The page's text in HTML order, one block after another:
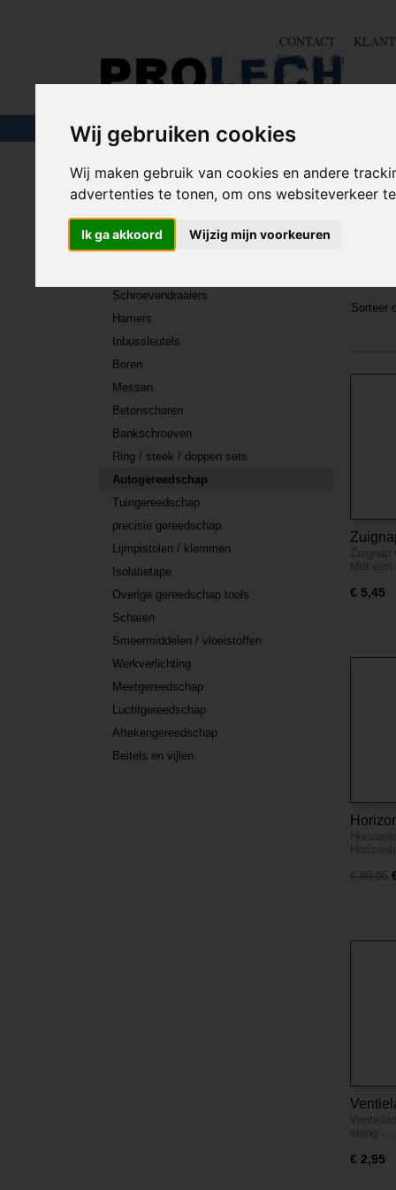
Wij gebruiken cookies
Wij maken gebruik van cookies en andere
advertenties te tonen, om ons websiteverkeer
Ik ga akkoord Wijzig mijn voorkeuren
CONTACT
TOUW & ELASTIEK SLANGEN
Home> GEREEDSCHAP>Autogereedschap
GEREEDSCHAP
Schroevendraaiers
Hamers
Inbussleutels
Boren
Messen
Betonscharen
Bankschroeven
Ring / steek / doppen sets
Autogereedschap
Tuingereedschap
precisie gereedschap
Lijmpistolen / klemmen
Isolatietape
Overige gereedschap tools
Scharen
Smeermiddelen / vloeistoffen
Werkverlichting
Meetgereedschap
Luchtgereedschap
Aftekengereedschap
Beitels en vijlen
Sorteer
Grijs
Zuignap
Met
€ 5,45
meter
€ 89,95
Voor
slang -…
€ 2,95